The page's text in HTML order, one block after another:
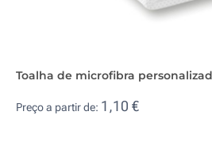
Toalha de microfibra
Preço a partir de: 1,10 €